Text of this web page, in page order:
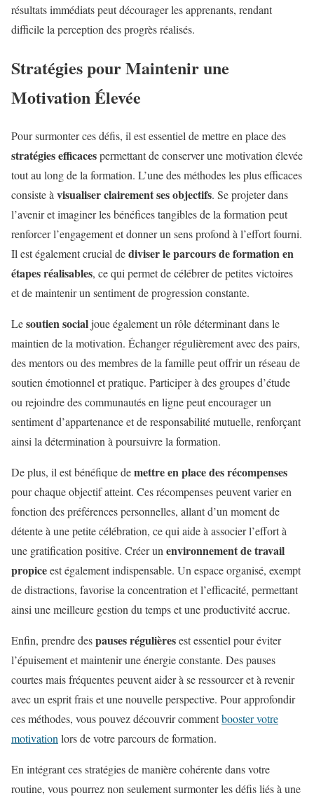
résultats immédiats peut décourager les apprenants, rendant
difficile la perception des progrès réalisés.
Stratégies pour Maintenir une
Motivation Élevée
Pour surmonter ces défis, il est essentiel de mettre en place des
stratégies efficacespermettant de conserver une motivation élevée
tout au long de la formation. L’une des méthodes les plus efficaces
consiste à visualiser clairement ses objectifs. Se projeter dans
l’avenir et imaginer les bénéfices tangibles de la formation peut
renforcer l’engagement et donner un sens profond à l’effort fourni.
Il est également crucial dediviser le parcours de formation en
étapes réalisables, ce qui permet de célébrer de petites victoires
et de maintenir un sentiment de progression constante.
Lesoutien socialjoue également un rôle déterminant dans le
maintien de la motivation. Échanger régulièrement avec des pairs,
des mentors ou des membres de la famille peut offrir un réseau de
soutien émotionnel et pratique. Participer à des groupes d’étude
ou rejoindre des communautés en ligne peut encourager un
sentiment d’appartenance et de responsabilité mutuelle, renforçant
ainsi la détermination à poursuivre la formation.
De plus, il est bénéfique demettre en place des récompenses
pour chaque objectif atteint. Ces récompenses peuvent varier en
fonction des préférences personnelles, allant d’un moment de
détente à une petite célébration, ce qui aide à associer l’effort à
une gratification positive. Créer un environnement de travail
propiceest également indispensable. Un espace organisé, exempt
de distractions, favorise la concentration et l’efficacité, permettant
ainsi une meilleure gestion du temps et une productivité accrue.
Enfin, prendre despauses régulièresest essentiel pour éviter
l’épuisement et maintenir une énergie constante. Des pauses
courtes mais fréquentes peuvent aider à se ressourcer et à revenir
avec un esprit frais et une nouvelle perspective. Pour approfondir
ces méthodes, vous pouvez découvrir commentbooster votre
motivation lors de votre parcours de formation.
En intégrant ces stratégies de manière cohérente dans votre
routine, vous pourrez non seulement surmonter les défis liés à une